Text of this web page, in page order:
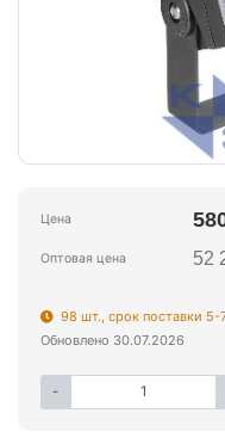
Цена
Оптовая цена 52
98 шт., срок поставки 5-
Обновлено 30.07.2026
-